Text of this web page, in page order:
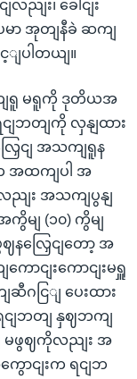
ညျး၊ ခေါငျး
ာ အုတျနီခဲ ဆကျ
င့ျပါတယျ။
ကျရူ မရူကို ဒုတိယအ
ဘတျကို လှနျထား
ေငျ အသကျရူန
အထကျပါ အ
လညျး အသကျပွနျ
မျ (၁၀) ကွိမျ
နလြှေငျတော့ အ
ာငျးကောငျးမရှူ
ဆီဂငြျ ပေးထား
ငျဘတျ နှဈဘကျ
မဖွဈကိုလညျး အ
ာငျးက ရငျဘ